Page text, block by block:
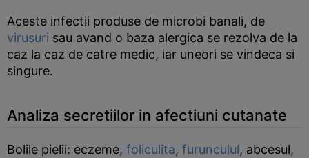
Aceste infectii produse de microbi banali, de
virusuri sau avand o baza alergica se rezolva de la
caz la caz de catre medic, iar uneori se vindeca si
singure.
Analiza secretiilor in afectiuni cutanate
Bolile pielii: eczeme, foliculita, furunculul, abcesul,